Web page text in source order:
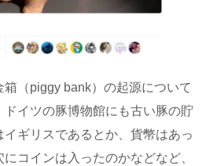
（piggy bank）の起源について
ドイツの豚博物館にも古い豚の貯
ギリスであるとか、貨幣はあっ
コインは入ったのかなどなど、